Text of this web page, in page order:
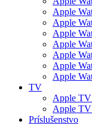
Apple
Apple
Apple
Apple
Apple
Apple
Apple
TV
Apple
Apple
Príslušenstvo